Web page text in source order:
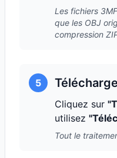
Les fichiers
que les OBJ
compression
5
Cliquez sur
utilisez
Tout le